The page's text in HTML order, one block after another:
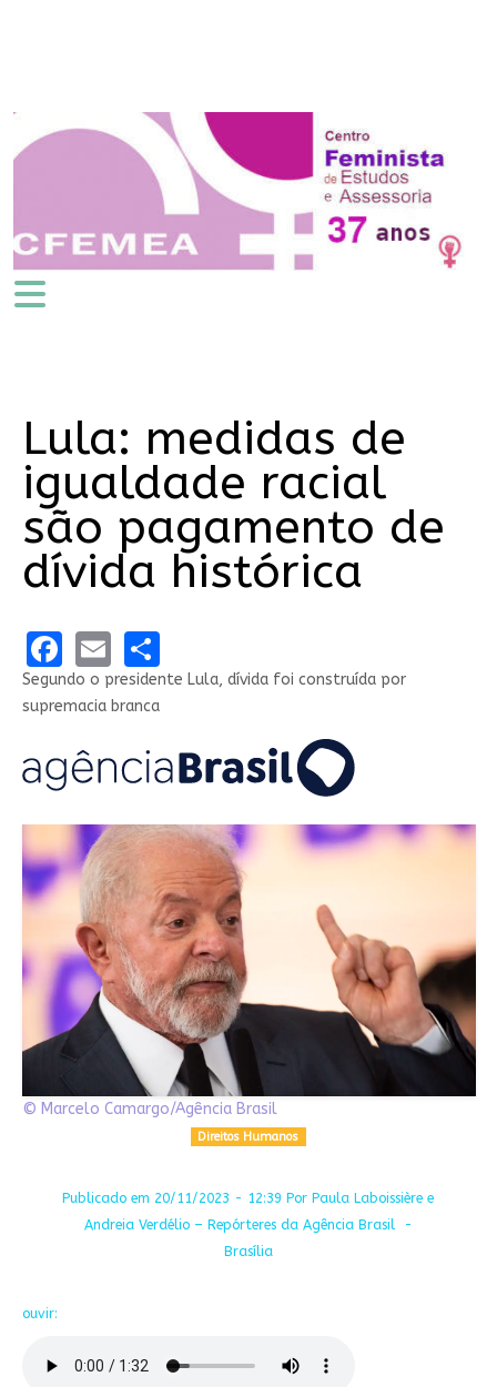
Lula: medidas de
igualdade racial
são pagamento de
dívida histórica
Facebook
EmailShare
Segundo o presidente Lula, dívida foi construída por
supremacia branca
© Marcelo Camargo/Agência Brasil
Direitos Humanos
Publicado em 20/11/2023 - 12:39 Por Paula Laboissière e
Andreia Verdélio – Repórteres da Agência Brasil -
Brasília
ouvir: